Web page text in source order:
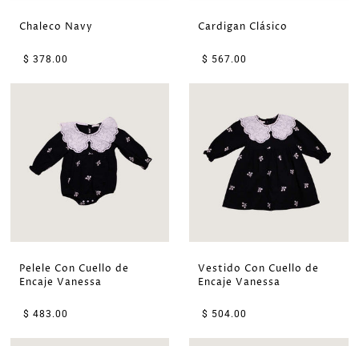
Chaleco Navy
$ 378.00
Cardigan Clásico
$ 567.00
Pelele Con Cuello de
Encaje Vanessa
$ 483.00
Vestido Con Cuello de
Encaje Vanessa
$ 504.00